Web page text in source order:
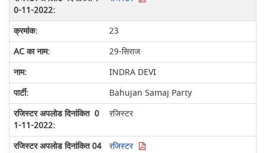
23
29-सिराज
INDRA DEVI
Bahujan Samaj Party
रजिस्टर
रजिस्टर